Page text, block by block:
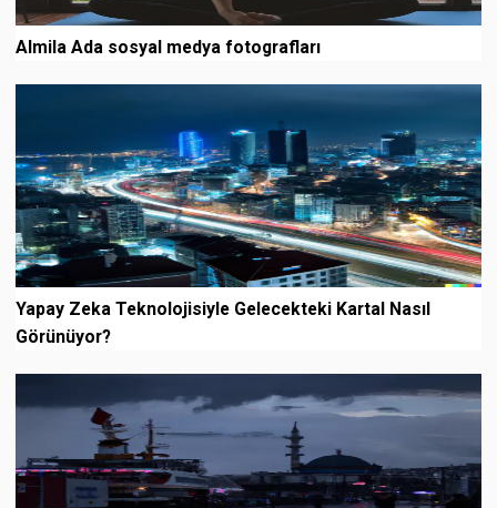
Almila Ada sosyal medya fotografları
Yapay Zeka Teknolojisiyle Gelecekteki Kartal Nasıl
Görünüyor?